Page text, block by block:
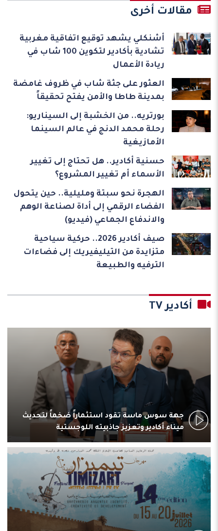
مقالات أخرى
أشنكلي يشهد توقيع اتفاقية مغربية
تشادية بأكادير لتكوين 100 شاب في
ريادة الأعمال
العثور على جثة شاب في ظروف غامضة
بمدينة طاطا والأمن يفتح تحقيقاً
بورتريه.. من الخشبة إلى السيناريو:
رحلة محمد الدنج في عالم السينما
الأمازيغية
حسنية أكادير.. هل تحتاج إلى تغيير
الأسماء أم تغيير المشروع؟
الهجرة نحو سبتة ومليلية.. حين يتحول
الفضاء الرقمي إلى أداة لصناعة الوهم
والاندفاع الجماعي (فيديو)
صيف أكادير 2026.. حركية سياحية
متزايدة من التيليفيريك إلى فضاءات
الترفيه والطبيعة
أكادير TV
جهة سوس ماسة تقود استثماراً ضخماً لتحديث
ميناء أكادير وتعزيز جاذبيته اللوجستية